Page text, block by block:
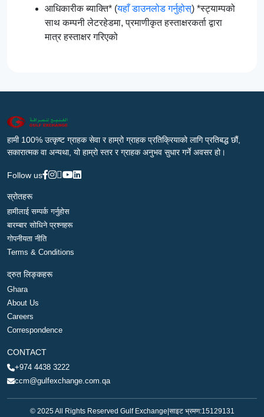
आधिकारीक ब्याक्ति* (यहाँ डाउनलोड गर्नुहोस्) *स्ट्याम्पको
साथ कम्पनी लेटरहेडमा, प्रमाणीकृत हस्ताक्षरकर्ता द्वारा
मात्र हस्ताक्षर गरिएको
हामी 100% उत्कृष्ट ग्राहक सेवा र हाम्रो ग्राहक प्रतिक्रियाको लागि प्रतिबद्ध छौं,
सकारात्मक वा अन्यथा, यो हाम्रो स्तर र ग्राहक अनुभव सुधार गर्ने अवसर हो।
Follow us
स्रोतहरू
हामीलाई सम्पर्क गर्नुहोस
बारम्बार सोधिने प्रश्नहरू
गोपनीयता नीति
Terms & Conditions
द्रुत लिङ्कहरू
Ghara
About Us
Careers
Correspondence
CONTACT
+974 4438 3222
ccm@gulfexchange.com.qa
© 2025 All Rights Reserved Gulf Exchange साइट भ्रमण:15129131